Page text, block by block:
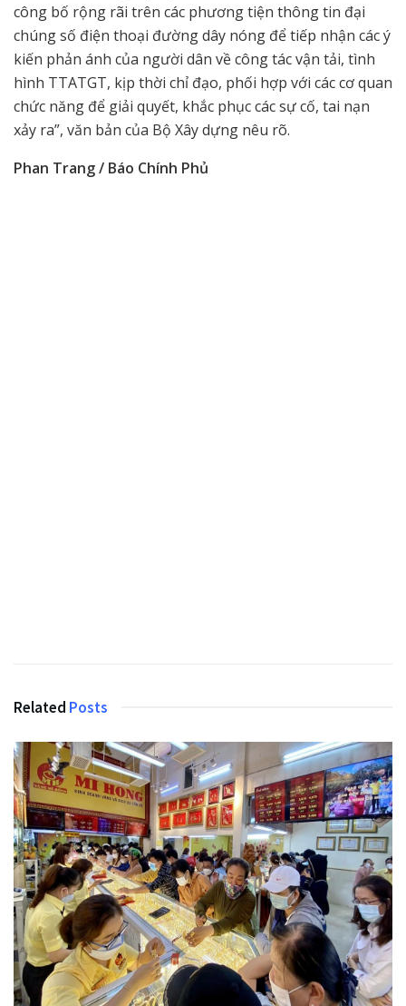
công bố rộng rãi trên các phương tiện thông tin đại
chúng số điện thoại đường dây nóng để tiếp nhận các ý
kiến phản ánh của người dân về công tác vận tải, tình
hình TTATGT, kịp thời chỉ đạo, phối hợp với các cơ quan
chức năng để giải quyết, khắc phục các sự cố, tai nạn
xảy ra”, văn bản của Bộ Xây dựng nêu rõ.
Phan Trang / Báo Chính Phủ
Related Posts